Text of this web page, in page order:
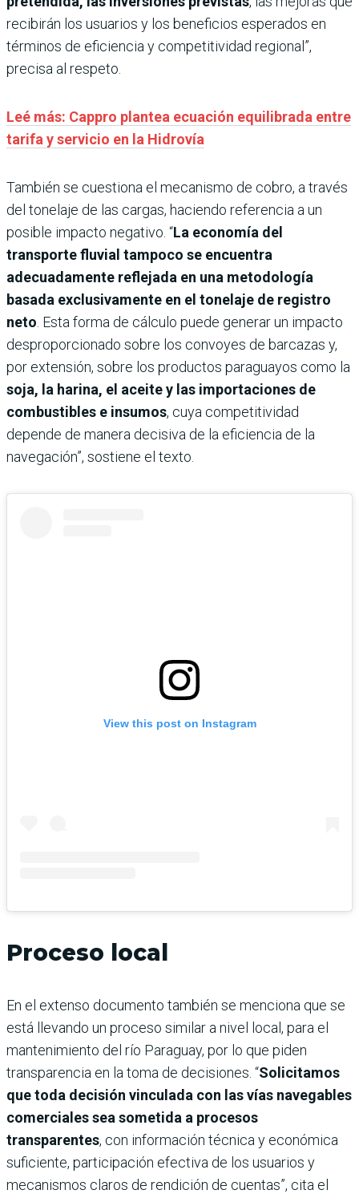
recibirán los usuarios y los beneficios esperados en
términos de eficiencia y competitividad regional”,
precisa al respeto.
Leé más: Cappro plantea ecuación equilibrada entre
tarifa y servicio en la Hidrovía
También se cuestiona el mecanismo de cobro, a través
del tonelaje de las cargas, haciendo referencia a un
posible impacto negativo. “La economía del
transporte fluvial tampoco se encuentra
adecuadamente reflejada en una metodología
basada exclusivamente en el tonelaje de registro
neto . Esta forma de cálculo puede generar un impacto
desproporcionado sobre los convoyes de barcazas y,
por extensión, sobre los productos paraguayos como la
soja, la harina, el aceite y las importaciones de
combustibles e insumos, cuya competitividad
depende de manera decisiva de la eficiencia de la
navegación”, sostiene el texto.
View this post on Instagram
Proceso local
En el extenso documento también se menciona que se
está llevando un proceso similar a nivel local, para el
mantenimiento del río Paraguay, por lo que piden
transparencia en la toma de decisiones. “Solicitamos
que toda decisión vinculada con las vías navegables
comerciales sea sometida a procesos
transparentes, con información técnica y económica
suficiente, participación efectiva de los usuarios y
mecanismos claros de rendición de cuentas”, cita el